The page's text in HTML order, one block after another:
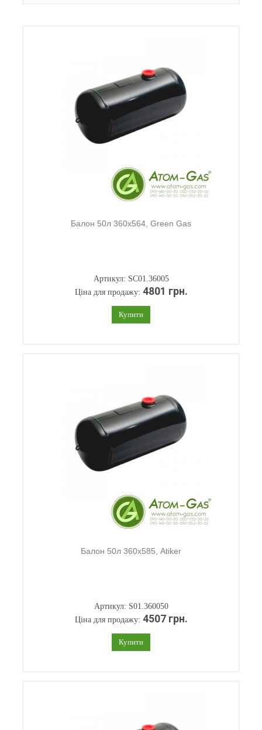
Балон 50л 360х564, Green Gas
Артикул: SC01.36005
Ціна для продажу: 4801 грн.
Купити
Балон 50л 360х585, Atiker
Артикул: S01.360050
Ціна для продажу: 4507 грн.
Купити